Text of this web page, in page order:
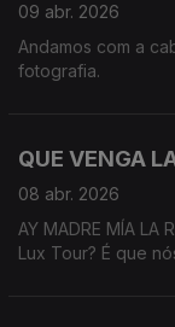
09 abr. 2026
Andamos com a
fotografia.
QUE VENGA
08 abr. 2026
AY MADRE MÍA LA
Lux Tour? É que